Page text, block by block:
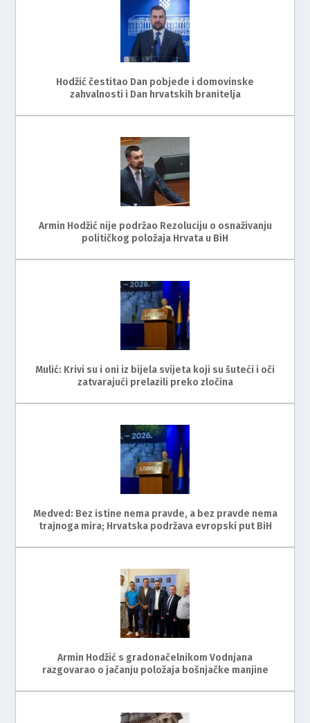
Hodžić čestitao Dan pobjede i domovinske
zahvalnosti i Dan hrvatskih branitelja
Armin Hodžić nije podržao Rezoluciju o osnaživanju
političkog položaja Hrvata u BiH
Mulić: Krivi su i oni iz bijela svijeta koji su šuteći i oči
zatvarajući prelazili preko zločina
Medved: Bez istine nema pravde, a bez pravde nema
trajnoga mira; Hrvatska podržava evropski put BiH
Armin Hodžić s gradonačelnikom Vodnjana
razgovarao o jačanju položaja bošnjačke manjine